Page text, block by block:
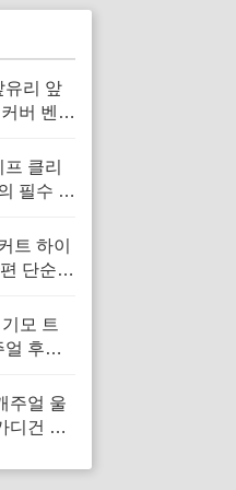
유리 앞
버 벤츠
클리
필수 아
트 하이
단순
위한
모 트
얼 후드
여자 운
을 겸
주얼 울
디건 간
하고 따